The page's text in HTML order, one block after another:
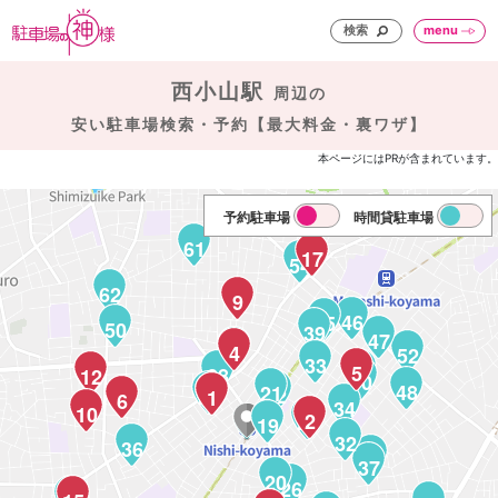
検索 menu
西小山駅
周辺の
安い駐車場検索・予約【最大料金・裏ワザ】
本ページにはPRが含まれています。
62
61 58
54
52
50
49
48
47
46
45
42
40
39
38
37
36
34
33
32
31
28
27
26
25
24
23 22
21
20
19
17
12
10
9
6
5
4
2
1
予約駐車場 時間貸駐車場